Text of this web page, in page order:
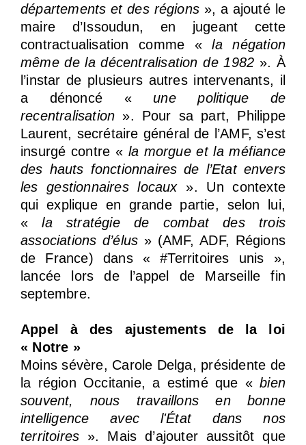
départements et des régions», a ajouté le
maire d’Issoudun, en jugeant cette
contractualisation comme «la négation
même de la décentralisation de 1982 ». À
l’instar de plusieurs autres intervenants, il
a dénoncé «une politique de
recentralisation ». Pour sa part, Philippe
Laurent, secrétaire général de l’AMF, s’est
insurgé contre « la morgue et la méfiance
des hauts fonctionnaires de l’Etat envers
les gestionnaires locaux». Un contexte
qui explique en grande partie, selon lui,
«la stratégie de combat des trois
associations d’élus » (AMF, ADF, Régions
de France) dans « #Territoires unis »,
lancée lors de l’appel de Marseille fin
septembre.
Appel à des ajustements de la loi
« Notre »
Moins sévère, Carole Delga, présidente de
la région Occitanie, a estimé que «bien
souvent, nous travaillons en bonne
intelligence avec l'État dans nos
territoires ». Mais d’ajouter aussitôt que